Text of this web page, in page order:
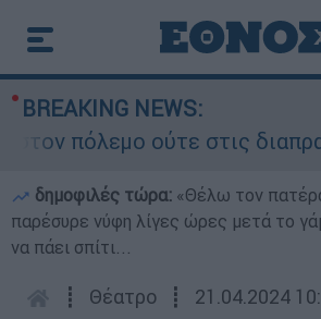
BREAKING NEWS:
διαπραγματεύσεις» - Οι
δημοφιλές τώρα: «Θέλω τον
παρέσυρε νύφη λίγες ώρες μετά το
να πάει σπίτι...
┋ Θέατρο ┋ 21.04.2024